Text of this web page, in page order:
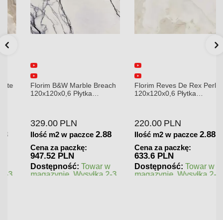
Florim B&W Marble Breach
120x120x0,6 Płytka
329.00 PLN
Ilość m2 w paczce 2.88
Cena za paczkę:
947.52 PLN
Dostępność: Towar w
magazynie. Wysyłka 2-3
Florim Reves De Rex Perle
120x120x0,6 Płytka
220.00 PLN
Ilość m2 w paczce 2.88
Cena za paczkę:
633.6 PLN
Dostępność: Towar w
magazynie. Wysyłka 2-3